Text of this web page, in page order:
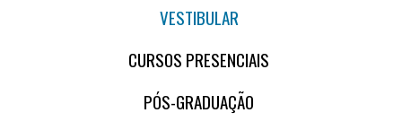
VESTIBULAR
CURSOS PRESENCIAIS
PÓS-GRADUAÇÃO